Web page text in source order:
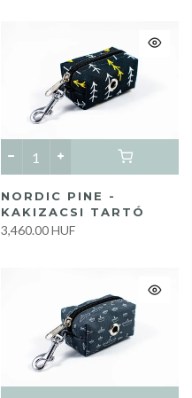
NORDIC PINE -
KAKIZACSI TARTÓ
3,460.00 HUF